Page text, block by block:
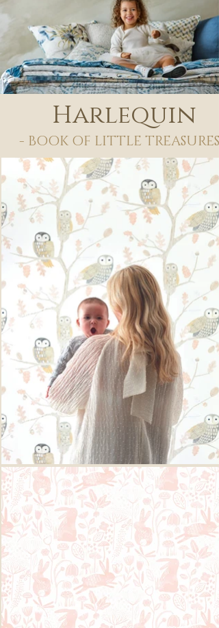
Harlequin
- BOOK OF LITTLE TREASURES -